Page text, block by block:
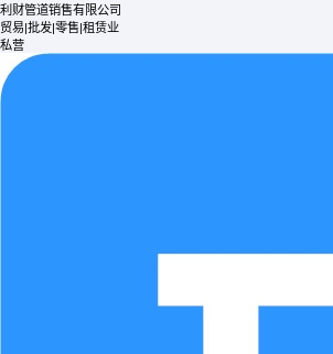
利财管道销售有限公司
贸易|批发|零售|租赁业
私营